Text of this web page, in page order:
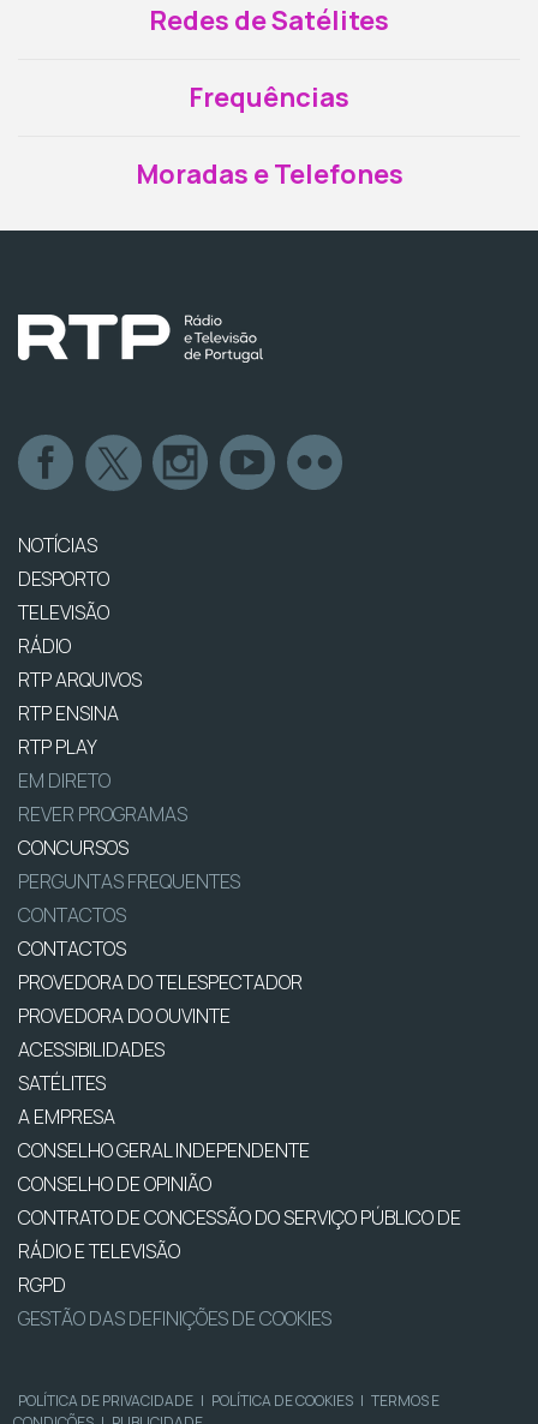
Redes de Satélites
Frequências
Moradas e Telefones
NOTÍCIAS
DESPORTO
TELEVISÃO
RÁDIO
RTP ARQUIVOS
RTP ENSINA
RTP PLAY
EM DIRETO
REVER PROGRAMAS
CONCURSOS
PERGUNTAS FREQUENTES
CONTACTOS
CONTACTOS
PROVEDORA DO TELESPECTADOR
PROVEDORA DO OUVINTE
ACESSIBILIDADES
SATÉLITES
A EMPRESA
CONSELHO GERAL INDEPENDENTE
CONSELHO DE OPINIÃO
CONTRATO DE CONCESSÃO DO SERVIÇO PÚBLICO DE
RÁDIO E TELEVISÃO
RGPD
GESTÃO DAS DEFINIÇÕES DE COOKIES
POLÍTICA DE PRIVACIDADE | POLÍTICA DE COOKIES | TERMOS E